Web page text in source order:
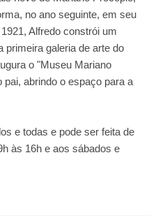
no ano seguinte, em seu
Alfredo constrói um
primeira galeria de arte do
o "Museu Mariano
abrindo o espaço para a
e todas e pode ser feita de
às 16h e aos sábados e